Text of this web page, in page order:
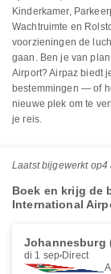
Kinderkamer,
Wachtruimte en
voorzieningen de
gaan. Ben je van
Airport? Airpaz biedt
bestemmingen — of
nieuwe plek om te
je reis.
Laatst bijgewerkt op4
Boek en krijg de
International
Johannesburg
di 1 sep Direct